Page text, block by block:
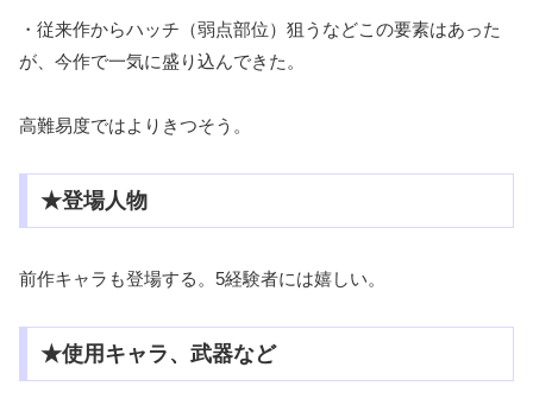
・従来作からハッチ（弱点部位）狙うなどこの要素はあった
が、今作で一気に盛り込んできた。
高難易度ではよりきつそう。
★登場人物
前作キャラも登場する。5経験者には嬉しい。
★使用キャラ、武器など